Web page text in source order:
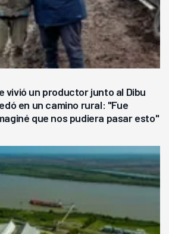
vivió un productor junto al Dibu
en un camino rural: "Fue
que nos pudiera pasar esto"